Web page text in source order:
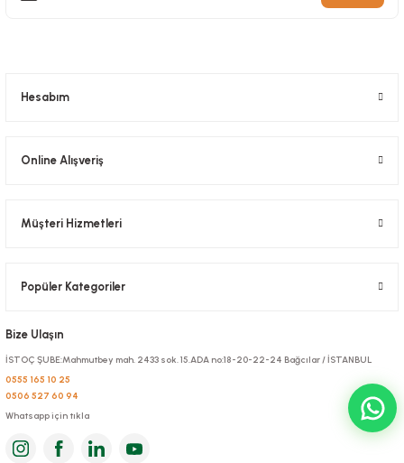
Hesabım
Online Alışveriş
Müşteri Hizmetleri
Popüler Kategoriler
Bize Ulaşın
İSTOÇ ŞUBE:Mahmutbey mah. 2433 sok. 15.ADA no:18-20-22-24 Bağcılar / İSTANBUL
0555 165 10 25
0506 527 60 94
Whatsapp için tıkla